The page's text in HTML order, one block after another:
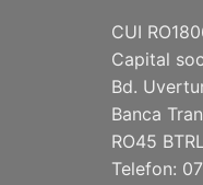
CUI
Capital
Bd.
Banca
RO45
Telefon: